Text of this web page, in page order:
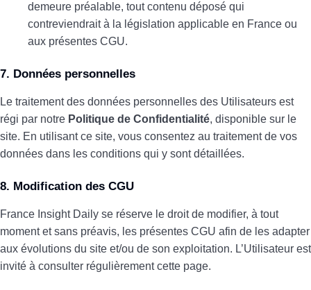
demeure préalable, tout contenu déposé qui
contreviendrait à la législation applicable en France ou
aux présentes CGU.
7. Données personnelles
Le traitement des données personnelles des Utilisateurs est
régi par notre Politique de Confidentialité, disponible sur le
site. En utilisant ce site, vous consentez au traitement de vos
données dans les conditions qui y sont détaillées.
8. Modification des CGU
France Insight Daily se réserve le droit de modifier, à tout
moment et sans préavis, les présentes CGU afin de les adapter
aux évolutions du site et/ou de son exploitation. L’Utilisateur est
invité à consulter régulièrement cette page.